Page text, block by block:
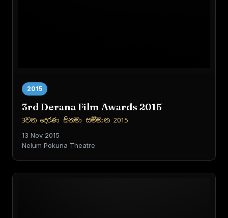
2015
3rd Derana Film Awards 2015
3වන දෙරණ සිනමා සම්මාන 2015
13 Nov 2015
Nelum Pokuna Theatre